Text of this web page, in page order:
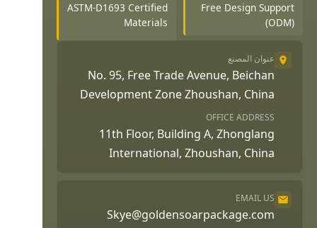
Free Design Support
(ODM)
ASTM-D1693 Certified
Materials
عنوان المصنع
No. 95, Free Trade Avenue, Beichan
Development Zone Zhoushan, China
OFFICE ADDRESS
11th Floor, Building A, Zhonglang
International, Zhoushan, China
EMAIL US
Skye@goldensoarpackage.com